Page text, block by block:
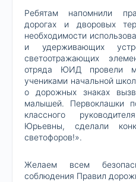
Ребятам напомнили
дорогах и дворовых
необходимости
и удерживающих
светоотражающих
отряда ЮИД провели
учениками начальной
о дорожных знаках
малышей. Первоклашки
классного
Юрьевны, сделали
светофоров!».
Желаем всем
соблюдения Правил